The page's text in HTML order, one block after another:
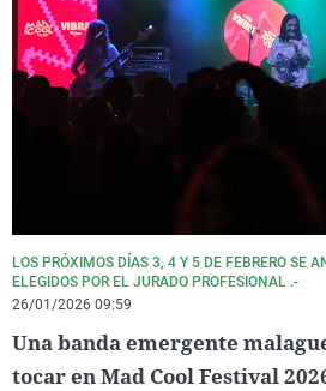
LOS PRÓXIMOS DÍAS 3, 4 Y 5 DE FEBRERO SE
ELEGIDOS POR EL JURADO PROFESIONAL .-
26/01/2026 09:59
Una banda emergente
tocar en Mad Cool Festival